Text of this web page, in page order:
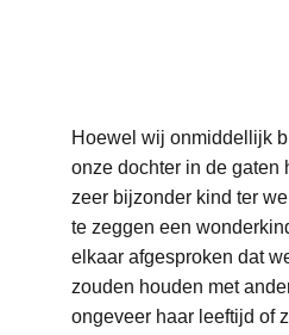
Hoewel wij onmiddellijk
onze dochter in de gaten
zeer bijzonder kind ter
te zeggen een
elkaar afgesproken dat
zouden houden met
ongeveer haar leeftijd of